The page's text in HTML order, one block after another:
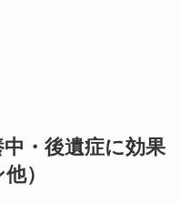
・後遺症に効果
）